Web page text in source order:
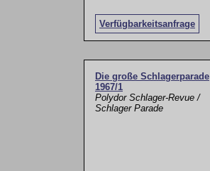
Verfügbarkeitsanfrage
Die große Schlagerparade
1967/1
Polydor Schlager-Revue /
Schlager Parade